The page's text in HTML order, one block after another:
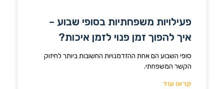
פעילויות משפחתיות בסופי שבוע –
איך להפוך זמן פנוי לזמן איכות?
סופי השבוע הם אחת ההזדמנויות החשובות ביותר לחיזוק
הקשר המשפחתי.
קראו עוד